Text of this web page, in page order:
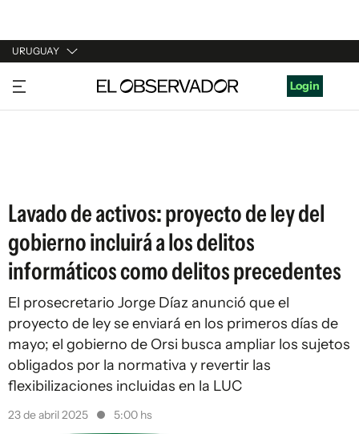
URUGUAY
URUGUAY
ARGENTINA
Login
Lavado de activos: proyecto de ley del
gobierno incluirá a los delitos
informáticos como delitos precedentes
El prosecretario Jorge Díaz anunció que el
proyecto de ley se enviará en los primeros días de
mayo; el gobierno de Orsi busca ampliar los sujetos
obligados por la normativa y revertir las
flexibilizaciones incluidas en la LUC
23 de abril 2025 5:00 hs